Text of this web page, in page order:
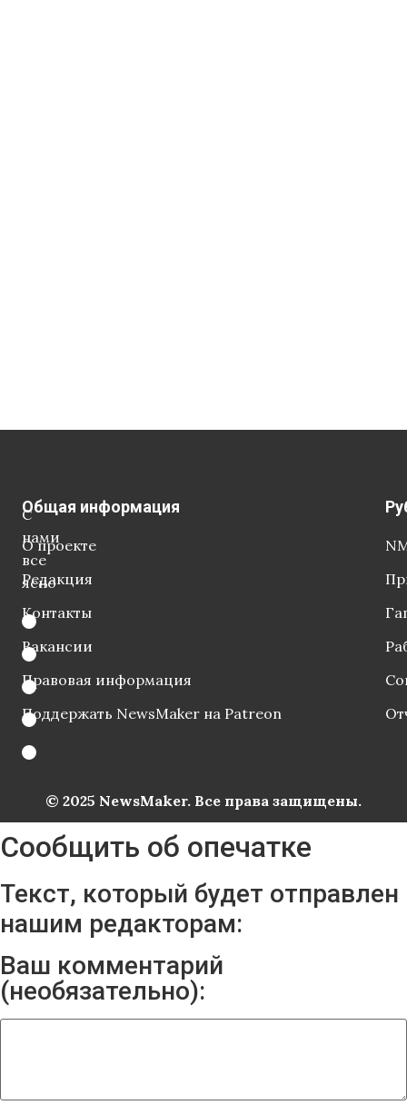
С
нами
все
ясно
Общая информация
О проекте
Редакция
Контакты
Вакансии
Правовая информация
Поддержать NewsMaker на Patreon
© 2025 NewsMaker. Все права защищены.
Сообщить об опечатке
Текст, который будет отправлен
нашим редакторам:
Ваш комментарий
(необязательно):